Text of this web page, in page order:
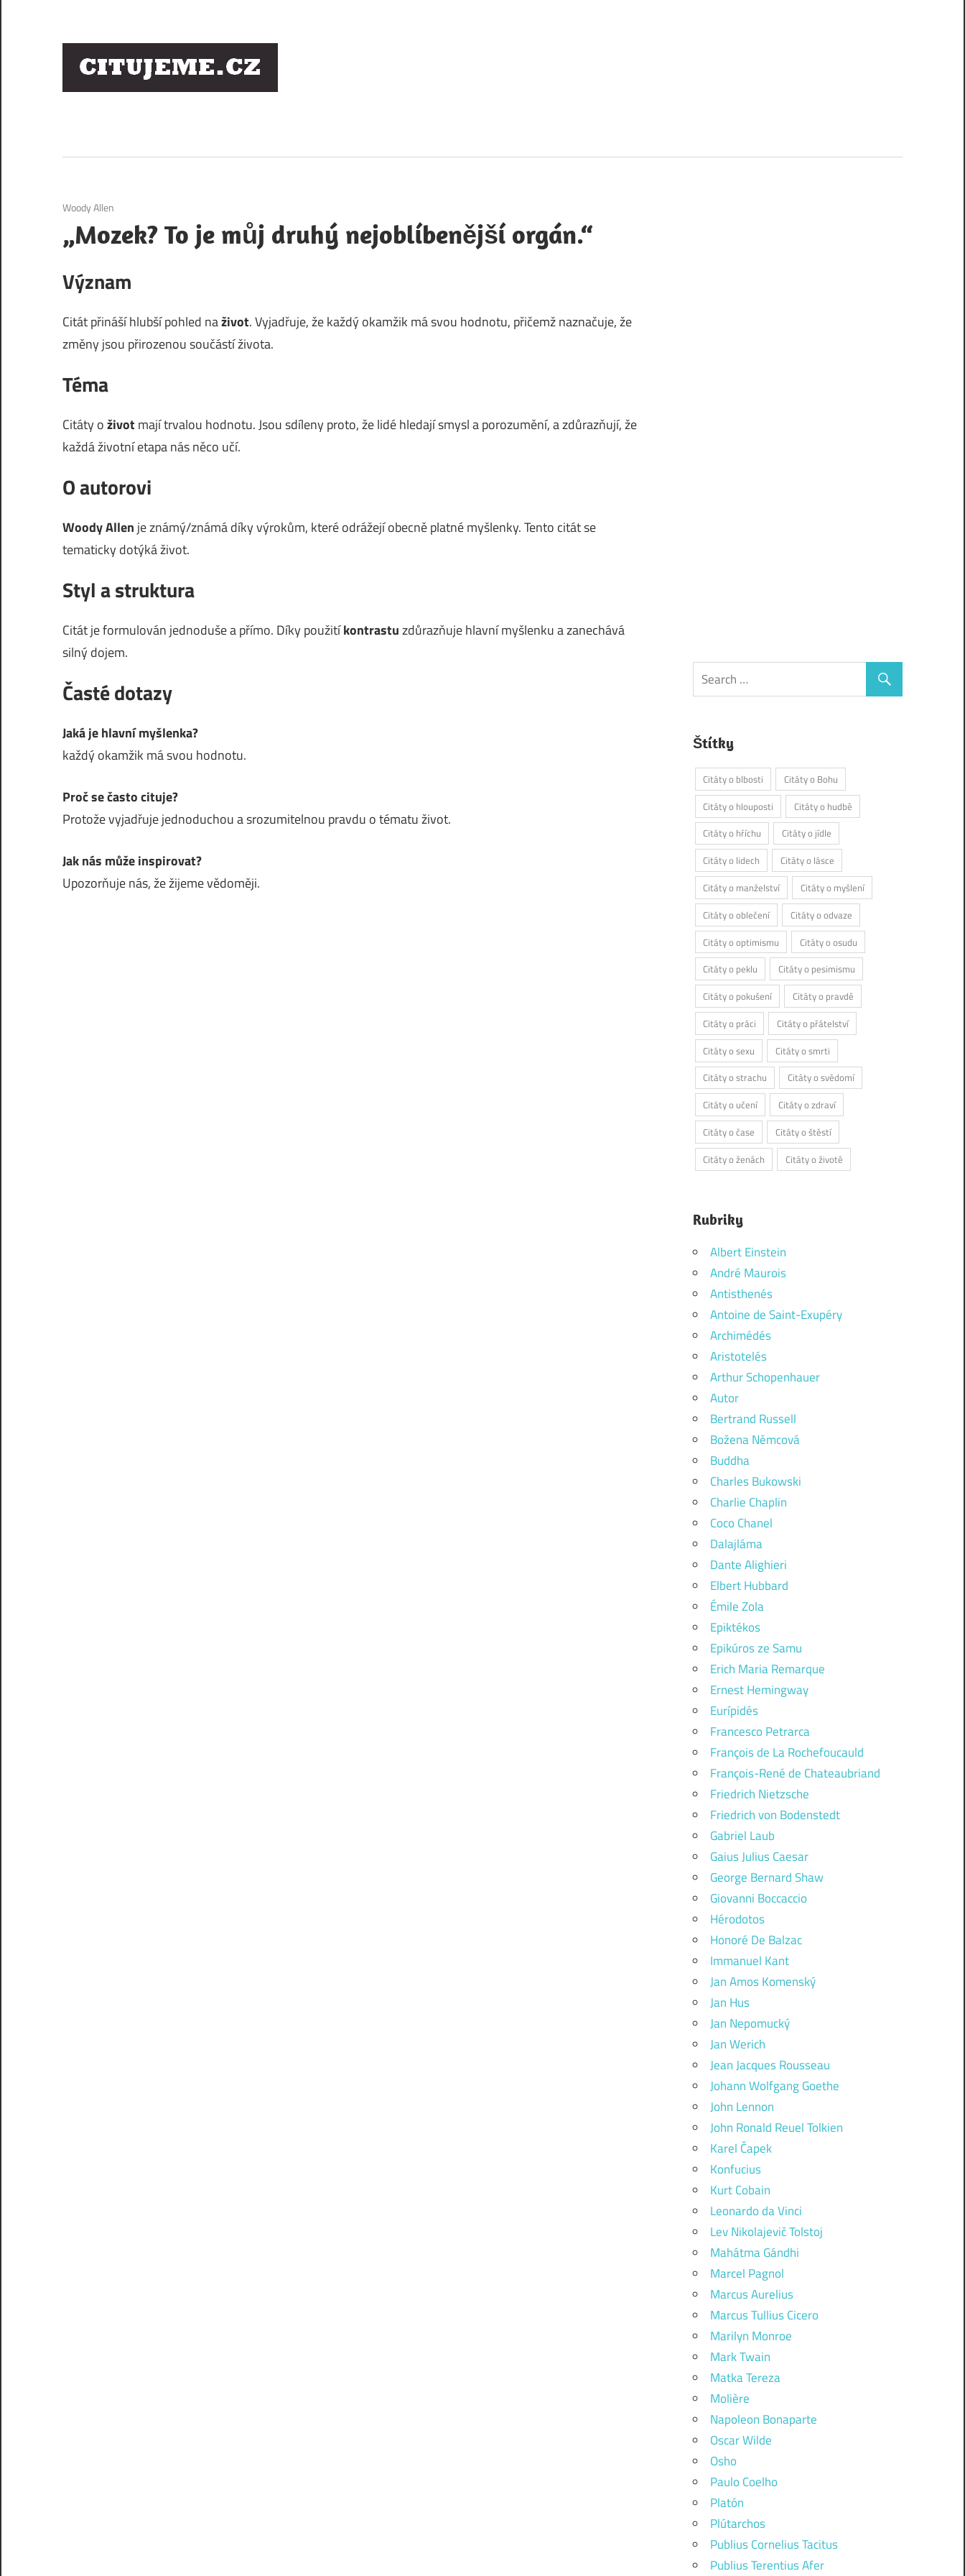
osobností
6. 12. 2020
Woody Allen
„Mozek? To je můj druhý nejoblíbenější orgán.“
Význam
Citát přináší hlubší pohled naživot. Vyjadřuje, že každý okamžik má svou hodnotu, přičemž naznačuje, že
změny jsou přirozenou součástí života.
Téma
Citáty oživot mají trvalou hodnotu. Jsou sdíleny proto, že lidé hledají smysl a porozumění, a zdůrazňují, že
každá životní etapa nás něco učí.
O autorovi
Woody Allen je známý/známá díky výrokům, které odrážejí obecně platné myšlenky. Tento citát se
tematicky dotýká život.
Styl a struktura
Citát je formulován jednoduše a přímo. Díky použitíkontrastuzdůrazňuje hlavní myšlenku a zanechává
silný dojem.
Časté dotazy
Jaká je hlavní myšlenka?
každý okamžik má svou hodnotu.
Proč se často cituje?
Protože vyjadřuje jednoduchou a srozumitelnou pravdu o tématu život.
Jak nás může inspirovat?
Upozorňuje nás, že žijeme vědoměji.
Štítky
Citáty o blbosti
Citáty o Bohu
Citáty o hlouposti
Citáty o hudbě
Citáty o hříchu
Citáty o jídle
Citáty o lidech
Citáty o lásce
Citáty o manželství
Citáty o myšlení
Citáty o oblečení
Citáty o odvaze
Citáty o optimismu
Citáty o osudu
Citáty o peklu
Citáty o pesimismu
Citáty o pokušení
Citáty o pravdě
Citáty o práci
Citáty o přátelství
Citáty o sexu
Citáty o smrti
Citáty o strachu
Citáty o svědomí
Citáty o učení
Citáty o zdraví
Citáty o čase
Citáty o štěstí
Citáty o ženách
Citáty o životě
Rubriky
Albert Einstein
André Maurois
Antisthenés
Antoine de Saint-Exupéry
Archimédés
Aristotelés
Arthur Schopenhauer
Autor
Bertrand Russell
Božena Němcová
Buddha
Charles Bukowski
Charlie Chaplin
Coco Chanel
Dalajláma
Dante Alighieri
Elbert Hubbard
Émile Zola
Epiktékos
Epikúros ze Samu
Erich Maria Remarque
Ernest Hemingway
Eurípidés
Francesco Petrarca
François de La Rochefoucauld
François-René de Chateaubriand
Friedrich Nietzsche
Friedrich von Bodenstedt
Gabriel Laub
Gaius Julius Caesar
George Bernard Shaw
Giovanni Boccaccio
Hérodotos
Honoré De Balzac
Immanuel Kant
Jan Amos Komenský
Jan Hus
Jan Nepomucký
Jan Werich
Jean Jacques Rousseau
Johann Wolfgang Goethe
John Lennon
John Ronald Reuel Tolkien
Karel Čapek
Konfucius
Kurt Cobain
Leonardo da Vinci
Lev Nikolajevič Tolstoj
Mahátma Gándhi
Marcel Pagnol
Marcus Aurelius
Marcus Tullius Cicero
Marilyn Monroe
Mark Twain
Matka Tereza
Molière
Napoleon Bonaparte
Oscar Wilde
Osho
Paulo Coelho
Platón
Plútarchos
Publius Cornelius Tacitus
Publius Terentius Afer